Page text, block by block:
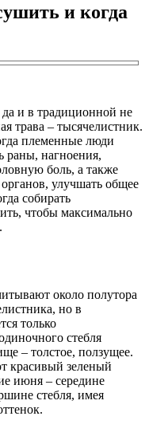
и когда
и в традиционной не
трава – тысячелистник.
племенные люди
раны, нагноения,
боль, а также
улучшать общее
собирать
чтобы максимально
около полутора
но в
только
стебля
– толстое, ползущее.
красивый зеленый
июня – середине
стебля, имея